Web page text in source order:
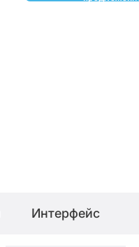
Интерфейс